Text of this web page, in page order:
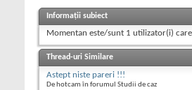
Informații subiect
Momentan este/sunt 1 utilizator(i)
Thread-uri Similare
Astept niste pareri !!!
De hotcam în forumul Studii de caz